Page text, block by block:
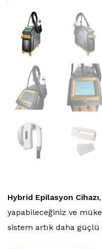
Hybrid Epilasyon Cihazı
yapabileceğiniz ve
sistem artık daha güçlü